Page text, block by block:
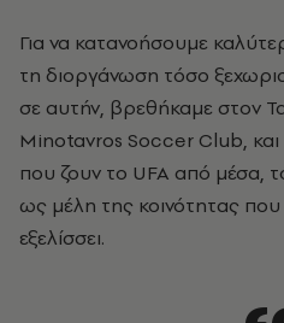
Για να κατανοήσουμε
τη διοργάνωση τόσο
σε αυτήν, βρεθήκαμε στον
Minotavros Soccer Club,
που ζουν το UFA από μέσα,
ως μέλη της κοινότητας που
εξελίσσει.